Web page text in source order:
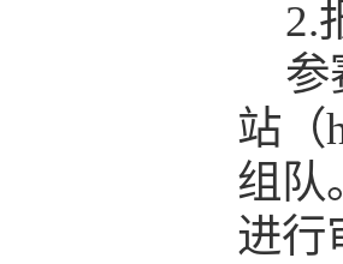
2.
参
站（
组队
进行